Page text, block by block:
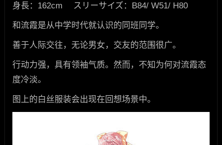
身長：162cm スリーサイズ：B84/ W51/ H80
和流霞是从中学时代就认识的同班同学。
善于人际交往，无论男女，交友的范围很广。
行动力强，具有领袖气质。然而，不知为何对流霞态
度冷淡。
图上的白丝服装会出现在回想场景中。